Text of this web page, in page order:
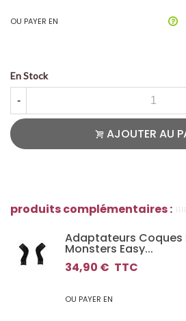
OU PAYER EN
En Stock
-
AJOUTER AU
produits complémentaires :
Adaptateurs Coques
Monsters Easy...
34,90 € TTC
OU PAYER EN